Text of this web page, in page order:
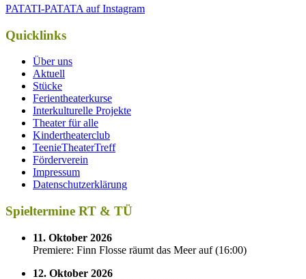
PATATI-PATATA auf Instagram
Quicklinks
Über uns
Aktuell
Stücke
Ferientheaterkurse
Interkulturelle Projekte
Theater für alle
Kindertheaterclub
TeenieTheaterTreff
Förderverein
Impressum
Datenschutzerklärung
Spieltermine RT & TÜ
11. Oktober 2026
Premiere: Finn Flosse räumt das Meer auf(16:00)
12. Oktober 2026